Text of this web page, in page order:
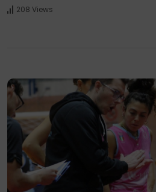
208 Views